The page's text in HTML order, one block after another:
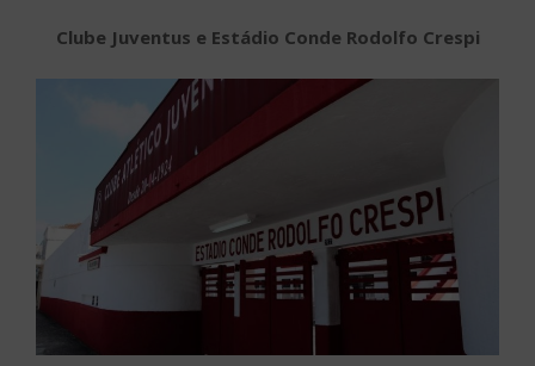
Clube Juventus e Estádio Conde Rodolfo Crespi